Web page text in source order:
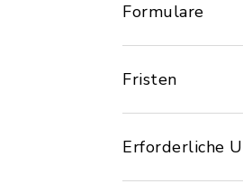
Formulare
Fristen
Erforderliche